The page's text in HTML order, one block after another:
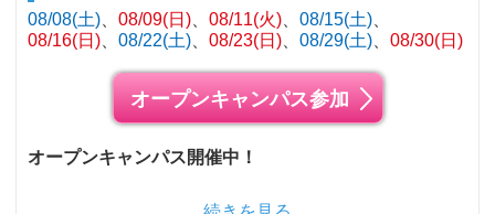
08/08(土)
08/09(日) 08/11(火)
08/15(土)
08/16(日)
08/22(土) 08/23(日) 08/29(土) 08/30(日)
オープンキャンパス参加
オープンキャンパス開催中！